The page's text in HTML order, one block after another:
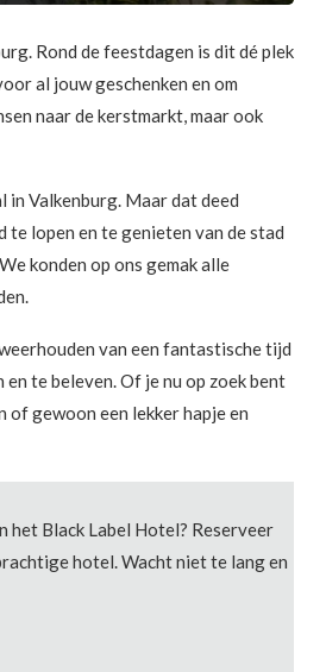
Rond de feestdagen is dit dé plek
al jouw geschenken en om
naar de kerstmarkt, maar ook
Valkenburg. Maar dat deed
lopen en te genieten van de stad
konden op ons gemak alle
van een fantastische tijd
te beleven. Of je nu op zoek bent
of gewoon een lekker hapje en
het Black Label Hotel? Reserveer
hotel. Wacht niet te lang en